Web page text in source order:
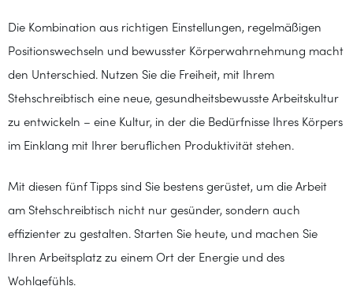
Die Kombination aus richtigen Einstellungen, regelmäßigen
Positionswechseln und bewusster Körperwahrnehmung macht
den Unterschied. Nutzen Sie die Freiheit, mit Ihrem
Stehschreibtisch eine neue, gesundheitsbewusste Arbeitskultur
zu entwickeln – eine Kultur, in der die Bedürfnisse Ihres Körpers
im Einklang mit Ihrer beruflichen Produktivität stehen.
Mit diesen fünf Tipps sind Sie bestens gerüstet, um die Arbeit
am Stehschreibtisch nicht nur gesünder, sondern auch
effizienter zu gestalten. Starten Sie heute, und machen Sie
Ihren Arbeitsplatz zu einem Ort der Energie und des
Wohlgefühls.